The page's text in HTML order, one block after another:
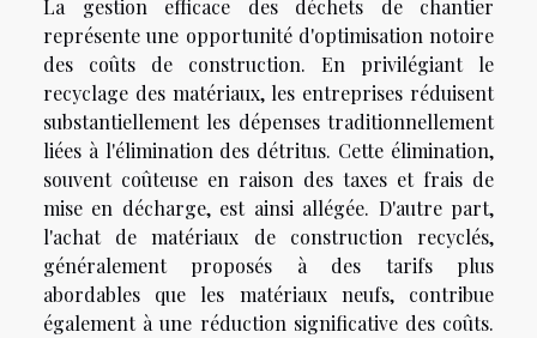
La gestion efficace des déchets de chantier
représente une opportunité d'optimisation notoire
des coûts de construction. En privilégiant le
recyclage des matériaux, les entreprises réduisent
substantiellement les dépenses traditionnellement
liées à l'élimination des détritus. Cette élimination,
souvent coûteuse en raison des taxes et frais de
mise en décharge, est ainsi allégée. D'autre part,
l'achat de matériaux de construction recyclés,
généralement proposés à des tarifs plus
abordables que les matériaux neufs, contribue
également à une réduction significative des coûts.